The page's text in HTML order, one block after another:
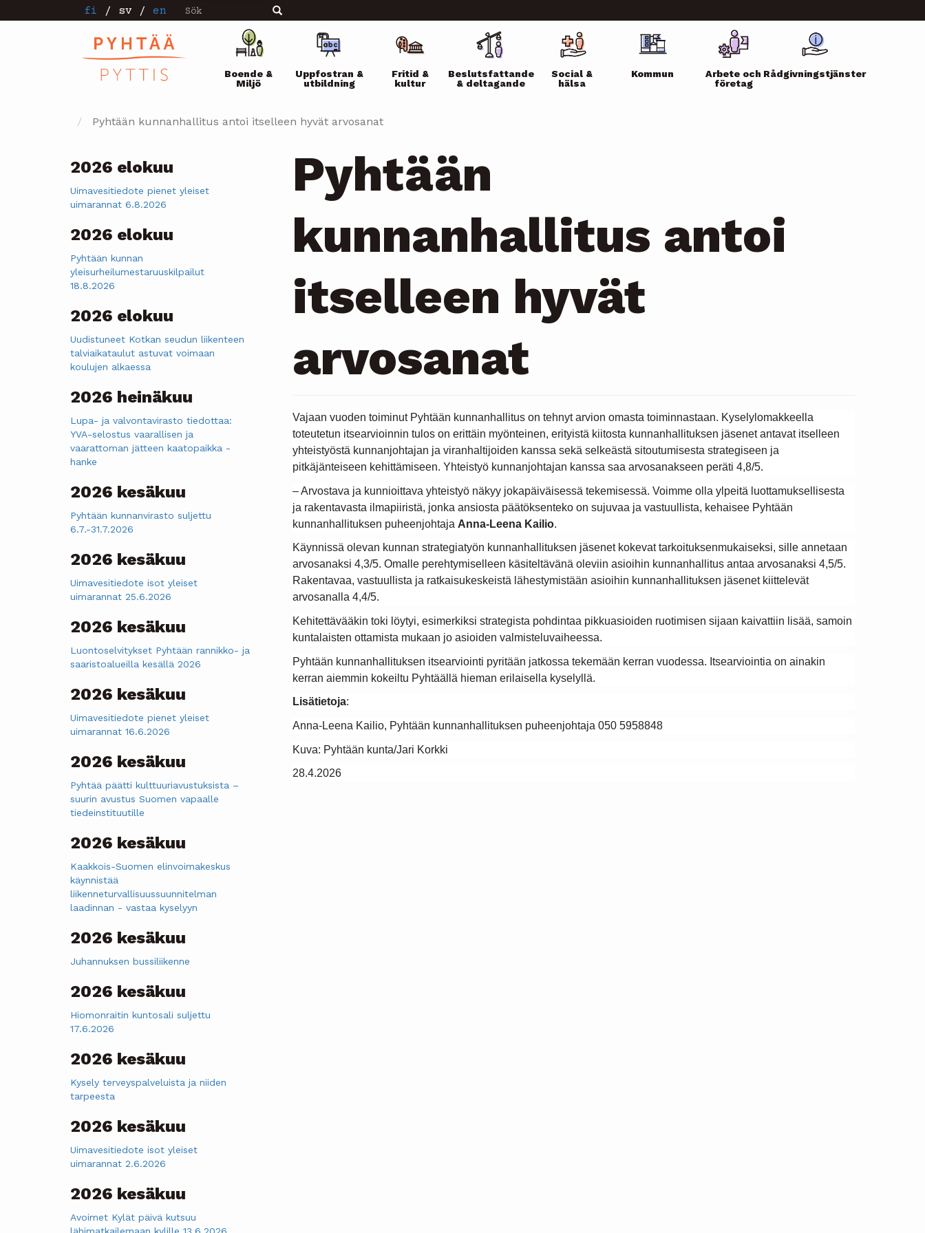
till
fi / sv / en Sök Sök
Päävalikko
Boende &
Miljö
Uppfostran &
utbildning
Fritid &
kultur
Beslutsfattande
& deltagande
Social &
hälsa
Kommun
Arbete och
företag
Rådgivningstjänster
Pyhtään kunnanhallitus antoi itselleen hyvät arvosanat
2026 elokuu
Uimavesitiedote pienet yleiset
uimarannat 6.8.2026
2026 elokuu
Pyhtään kunnan
yleisurheilumestaruuskilpailut
18.8.2026
2026 elokuu
Uudistuneet Kotkan seudun liikenteen
talviaikataulut astuvat voimaan
koulujen alkaessa
2026 heinäkuu
Lupa- ja valvontavirasto tiedottaa:
YVA-selostus vaarallisen ja
vaarattoman jätteen kaatopaikka -
hanke
2026 kesäkuu
Pyhtään kunnanvirasto suljettu
6.7.-31.7.2026
2026 kesäkuu
Uimavesitiedote isot yleiset
uimarannat 25.6.2026
2026 kesäkuu
Luontoselvitykset Pyhtään rannikko- ja
saaristoalueilla kesällä 2026
2026 kesäkuu
Uimavesitiedote pienet yleiset
uimarannat 16.6.2026
2026 kesäkuu
Pyhtää päätti kulttuuriavustuksista –
suurin avustus Suomen vapaalle
tiedeinstituutille
2026 kesäkuu
Kaakkois-Suomen elinvoimakeskus
käynnistää
liikenneturvallisuussuunnitelman
laadinnan - vastaa kyselyyn
2026 kesäkuu
Juhannuksen bussiliikenne
2026 kesäkuu
Hiomonraitin kuntosali suljettu
17.6.2026
2026 kesäkuu
Kysely terveyspalveluista ja niiden
tarpeesta
2026 kesäkuu
Uimavesitiedote isot yleiset
uimarannat 2.6.2026
2026 kesäkuu
Avoimet Kylät päivä kutsuu
Pyhtään
kunnanhallitus antoi
itselleen hyvät
arvosanat
Vajaan vuoden toiminut Pyhtään kunnanhallitus on tehnyt arvion omasta toiminnastaan. Kyselylomakkeella
toteutetun itsearvioinnin tulos on erittäin myönteinen, erityistä kiitosta kunnanhallituksen jäsenet antavat itselleen
yhteistyöstä kunnanjohtajan ja viranhaltijoiden kanssa sekä selkeästä sitoutumisesta strategiseen ja
pitkäjänteiseen kehittämiseen. Yhteistyö kunnanjohtajan kanssa saa arvosanakseen peräti 4,8/5.
– Arvostava ja kunnioittava yhteistyö näkyy jokapäiväisessä tekemisessä. Voimme olla ylpeitä luottamuksellisesta
ja rakentavasta ilmapiiristä, jonka ansiosta päätöksenteko on sujuvaa ja vastuullista, kehaisee Pyhtään
kunnanhallituksen puheenjohtaja Anna-Leena Kailio.
Käynnissä olevan kunnan strategiatyön kunnanhallituksen jäsenet kokevat tarkoituksenmukaiseksi, sille annetaan
arvosanaksi 4,3/5. Omalle perehtymiselleen käsiteltävänä oleviin asioihin kunnanhallitus antaa arvosanaksi 4,5/5.
Rakentavaa, vastuullista ja ratkaisukeskeistä lähestymistään asioihin kunnanhallituksen jäsenet kiittelevät
arvosanalla 4,4/5.
Kehitettävääkin toki löytyi, esimerkiksi strategista pohdintaa pikkuasioiden ruotimisen sijaan kaivattiin lisää, samoin
kuntalaisten ottamista mukaan jo asioiden valmisteluvaiheessa.
Pyhtään kunnanhallituksen itsearviointi pyritään jatkossa tekemään kerran vuodessa. Itsearviointia on ainakin
kerran aiemmin kokeiltu Pyhtäällä hieman erilaisella kyselyllä.
Lisätietoja:
Anna-Leena Kailio, Pyhtään kunnanhallituksen puheenjohtaja 050 5958848
Kuva: Pyhtään kunta/Jari Korkki
28.4.2026